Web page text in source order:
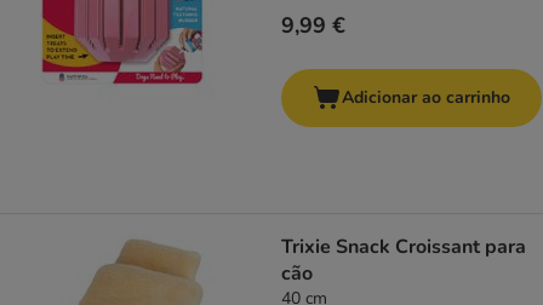
9,99 €
Adicionar ao carrinho
Trixie Snack Croissant para
cão
40 cm